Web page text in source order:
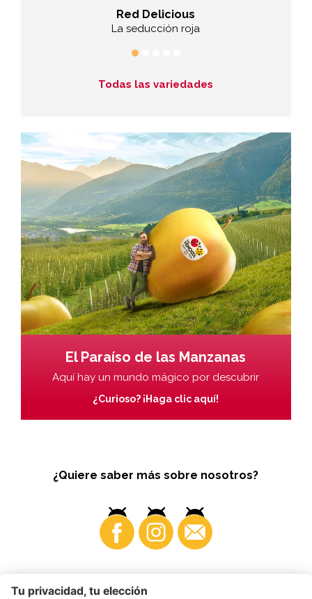
Red Delicious
La seducción roja
Todas las variedades
El Paraíso de las Manzanas
Aquí hay un mundo mágico por descubrir
¿Curioso? ¡Haga clic aquí!
¿Quiere saber más sobre nosotros?
Business